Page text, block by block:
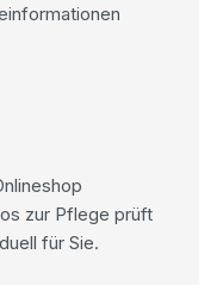
zur Pflege prüft
für Sie.